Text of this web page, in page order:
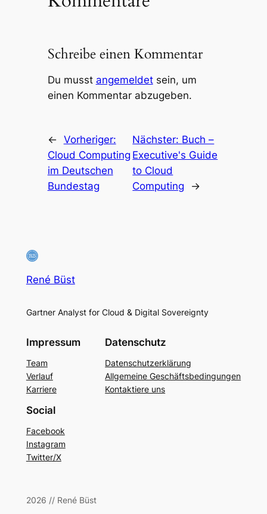
Schreibe einen Kommentar
Du musst angemeldetsein, um
einen Kommentar abzugeben.
← Vorheriger:
Cloud Computing
im Deutschen
Bundestag
Nächster: Buch –
Executive's Guide
to Cloud
Computing
→
René Büst
Gartner Analyst for Cloud & Digital Sovereignty
Impressum
Team
Verlauf
Karriere
Datenschutz
Datenschutzerklärung
Allgemeine Geschäftsbedingungen
Kontaktiere uns
Social
Facebook
Instagram
Twitter/X
2026 // René Büst